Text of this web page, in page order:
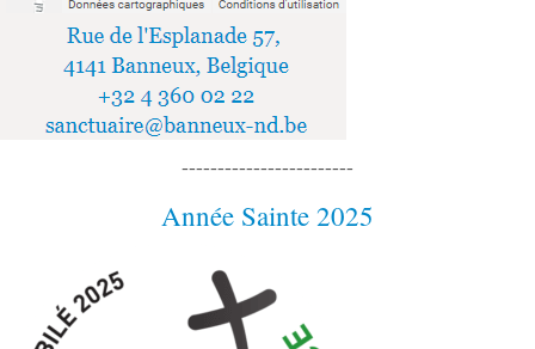
------------------------
Année Sainte 2025